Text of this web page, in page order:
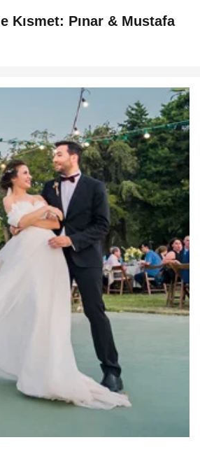
Kısmet: Pınar & Mustafa